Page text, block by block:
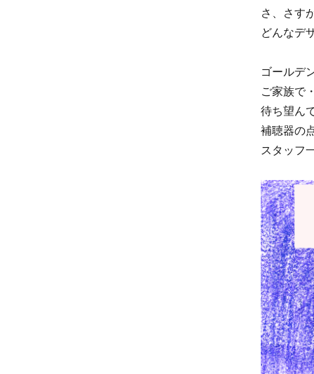
さ、さす
どんなデ
ゴールデ
ご家族で
待ち望ん
補聴器の
スタッフ